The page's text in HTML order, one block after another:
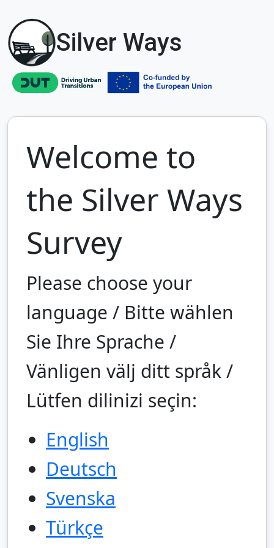
Silver Ways
Welcome to
the Silver Ways
Survey
Please choose your
language / Bitte wählen
Sie Ihre Sprache /
Vänligen välj ditt språk /
Lütfen dilinizi seçin:
English
Deutsch
Svenska
Türkçe